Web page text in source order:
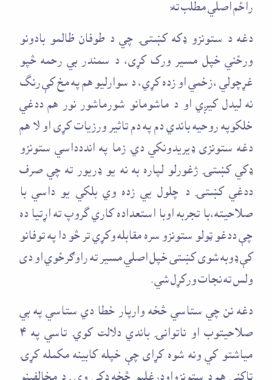
راځم اصلي مطلب ته:
دغه د ستونزو ډکه کښتۍ چي د طوفان ظالمو بادونو
ورځني خپل مسير ورک کړی، د سمندر بي رحمه څپو
غړچولي ،زخمي او زده کړي، د سوارليو هم په مخ کې رنگ
نه ليدل کيږي او د ماشومانو شورماشور نور هم ددغي
خلکوپه روحيه باندي دم په دم تاثير ورزيات کړی او لا هم
دغه ستونزی ډيريدونکي دي. زما په انددداسي ستونزو
ډکي کښتۍ ژغورلو لپاره به نه يو ډريور ته چي صرف
ددغي کښتۍ د چلول يي زده وي بلکي يو داسي با
صلاحيته،با تجربه اوبا استعداده کاري گروپ ته اړتيا ده
چې ددغو ټولو ستونزو سره مقابله وکړي تر څو دا په توفانو
کې ډوبه شوی کښتی خپل اصلي مسير ته راوګرځوي او دی
ولس ته نجات ورکړل شي .
دغه نن چي ستاسي څخه وارپار خطا دي ستاسي په بي
صلاحيتوب او ناتوانۍ باندي دلالت کوي. تاسي په ۴
مياشتو کي ونه شوه کړای چې خپله کابينه مکمله کړی.
ټاکنې هم د ستونزواودرغليو څخه ډکې وی . د مخالفينو